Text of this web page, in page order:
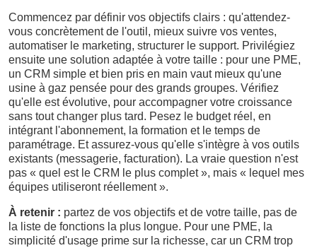
Commencez par définir vos objectifs clairs : qu'attendez-
vous concrètement de l'outil, mieux suivre vos ventes,
automatiser le marketing, structurer le support. Privilégiez
ensuite une solution adaptée à votre taille : pour une PME,
un CRM simple et bien pris en main vaut mieux qu'une
usine à gaz pensée pour des grands groupes. Vérifiez
qu'elle est évolutive, pour accompagner votre croissance
sans tout changer plus tard. Pesez le budget réel, en
intégrant l'abonnement, la formation et le temps de
paramétrage. Et assurez-vous qu'elle s'intègre à vos outils
existants (messagerie, facturation). La vraie question n'est
pas « quel est le CRM le plus complet », mais « lequel mes
équipes utiliseront réellement ».
À retenir : partez de vos objectifs et de votre taille, pas de
la liste de fonctions la plus longue. Pour une PME, la
simplicité d'usage prime sur la richesse, car un CRM trop